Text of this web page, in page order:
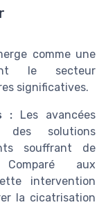
comme une
le secteur
significatives.
:
Les avancées
solutions
souffrant de
Comparé aux
intervention
la cicatrisation